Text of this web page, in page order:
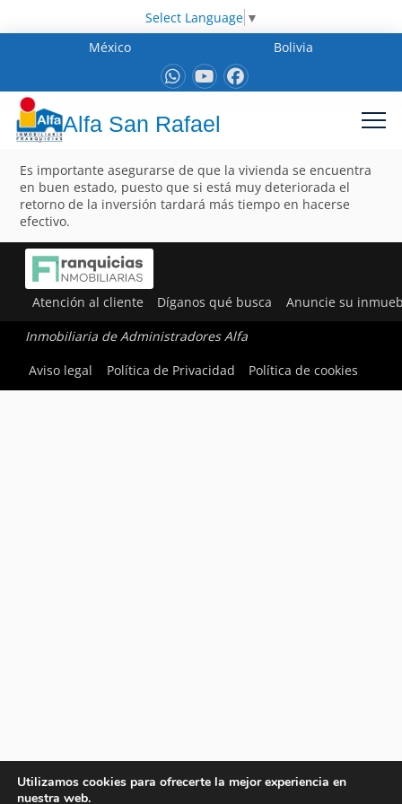
Select Language ▼
México
Bolivia
Alfa San Rafael
Es importante asegurarse de que la vivienda se encuentra
en buen estado, puesto que si está muy deteriorada el
retorno de la inversión tardará más tiempo en hacerse
efectivo.
Atención al cliente Díganos qué busca Anuncie su
Inmobiliaria de Administradores Alfa
Aviso legal
Política de Privacidad Política de cookies
Utilizamos cookies para ofrecerte la mejor experiencia en
nuestra web.